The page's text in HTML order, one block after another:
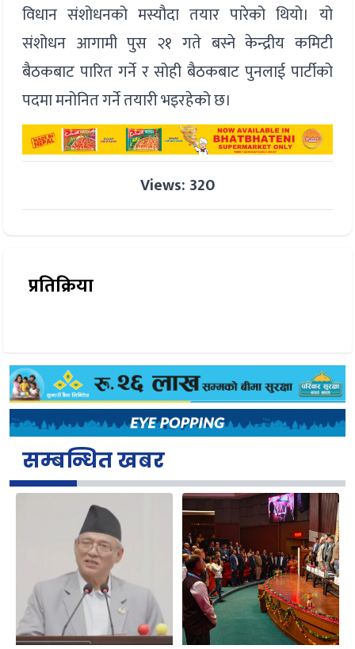
विधान संशोधनको मस्यौदा तयार पारेको थियो। यो
संशोधन आगामी पुस २१ गते बस्ने केन्द्रीय कमिटी
बैठकबाट पारित गर्ने र सोही बैठकबाट पुनलाई पार्टीको
पदमा मनोनित गर्ने तयारी भइरहेको छ।
Views: 320
प्रतिक्रिया
सम्बन्धित खबर